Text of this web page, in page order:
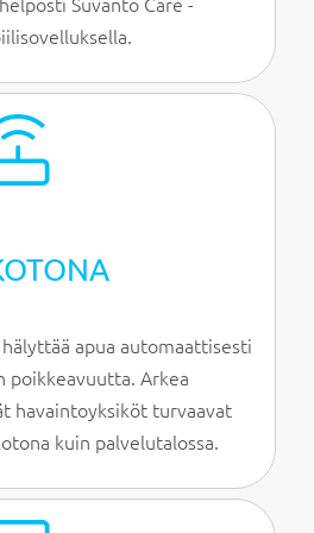
apua automaattisesti
poikkeavuutta. Arkea
havaintoyksiköt turvaavat
kuin palvelutalossa.